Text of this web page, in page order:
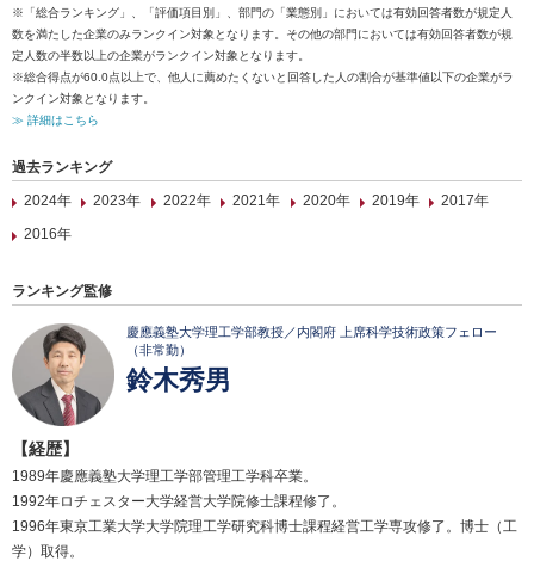
※「総合ランキング」、「評価項目別」、部門の「業態別」においては有効回答者数が規定人
数を満たした企業のみランクイン対象となります。その他の部門においては有効回答者数が規
定人数の半数以上の企業がランクイン対象となります。
※総合得点が60.0点以上で、他人に薦めたくないと回答した人の割合が基準値以下の企業がラ
ンクイン対象となります。
≫ 詳細はこちら
過去ランキング
2024年
2023年 2022年 2021年 2020年 2019年
2017年
2016年
ランキング監修
慶應義塾大学理工学部教授／内閣府 上席科学技術政策フェロー
（非常勤）
鈴木秀男
【経歴】
1989年慶應義塾大学理工学部管理工学科卒業。
1992年ロチェスター大学経営大学院修士課程修了。
1996年東京工業大学大学院理工学研究科博士課程経営工学専攻修了。博士（工
学）取得。